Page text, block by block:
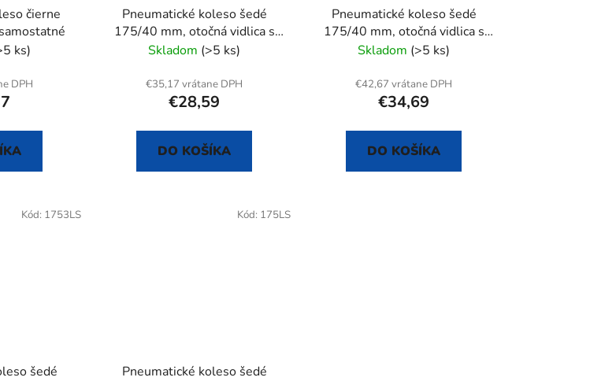
čierne
ks)
DPH
Pneumatické koleso šedé
175/40 mm, otočná vidlica s
doskou
Skladom (>5 ks)
€35,17 vrátane DPH
€28,59
DO KOŠÍKA
Pneumatické koleso šedé
175/40 mm, otočná vidlica s
doskou+brzda
Skladom (>5 ks)
€42,67 vrátane DPH
€34,69
DO KOŠÍKA
šedé
Kód: 1753LS
Pneumatické koleso šedé
Kód: 175LS